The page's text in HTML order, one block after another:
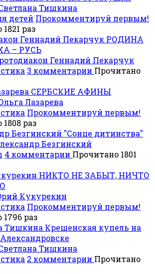
Тишкина
детей Прокомментируй первым!
раз
РОДИНА
– РУСЬ
Геннадий Пекарчук
3 комментарии Прочитано
СЕРБСКИЕ АФИНЫ
Лазарева
Прокомментируй первым!
раз
"Сонце дитинства"
Безгинский
4 комментарии Прочитано 1801
НИКТО НЕ ЗАБЫТ, НИЧТО
Кукурекин
Прокомментируй первым!
раз
Крещенская купель на
Тишкина
2 комментарии Прочитано